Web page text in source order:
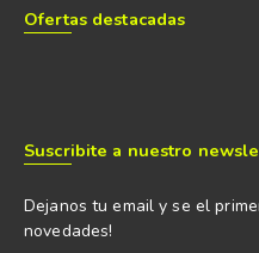
Ofertas destacadas
Suscribite a nuestro
Dejanos tu email y se el
novedades!